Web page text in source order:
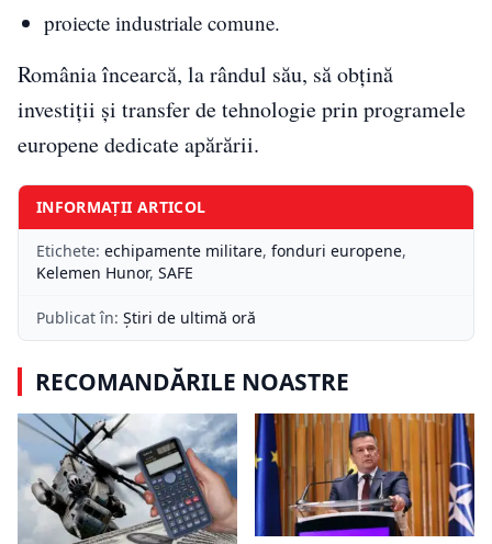
proiecte industriale comune.
România încearcă, la rândul său, să obțină
investiții și transfer de tehnologie prin programele
europene dedicate apărării.
INFORMAȚII ARTICOL
Etichete: echipamente militare, fonduri europene,
Kelemen Hunor, SAFE
Publicat în: Știri de ultimă oră
RECOMANDĂRILE NOASTRE